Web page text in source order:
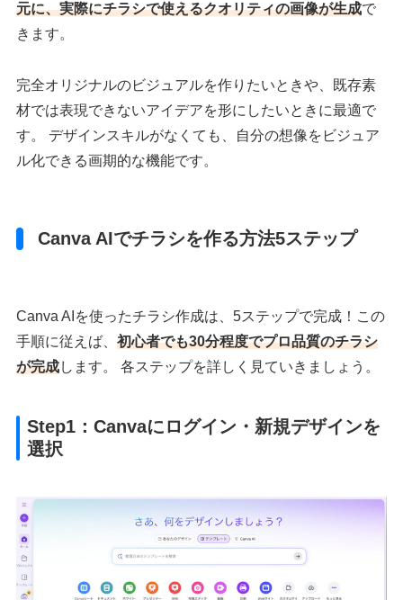
元に、実際にチラシで使えるクオリティの画像が生成で
きます。
完全オリジナルのビジュアルを作りたいときや、既存素
材では表現できないアイデアを形にしたいときに最適で
す。 デザインスキルがなくても、自分の想像をビジュア
ル化できる画期的な機能です。
Canva AIでチラシを作る方法5ステップ
Canva AIを使ったチラシ作成は、5ステップで完成！この
手順に従えば、初心者でも30分程度でプロ品質のチラシ
が完成します。 各ステップを詳しく見ていきましょう。
Step1：Canvaにログイン・新規デザインを
選択